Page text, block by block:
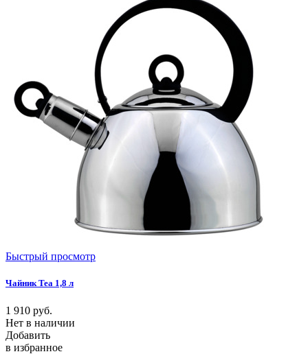
Быстрый просмотр
Чайник Tea 1,8 л
1 910 руб.
Нет в наличии
Добавить
в избранное